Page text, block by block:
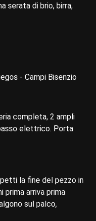
serata di brio, birra,
- Campi Bisenzio
completa, 2 ampli
elettrico. Porta
la fine del pezzo in
prima arriva prima
sul palco,